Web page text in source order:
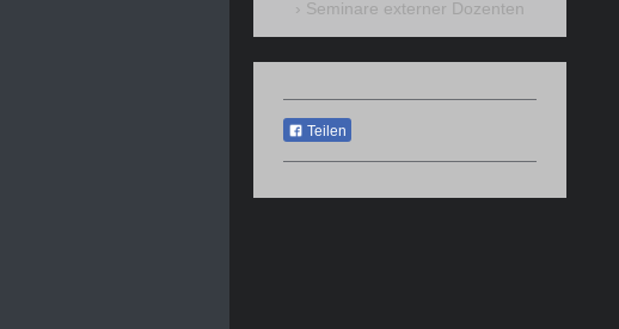
Seminare externer Dozenten
Teilen